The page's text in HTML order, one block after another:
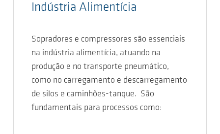
Indústria Alimentícia
Sopradores e compressores são essenciais
na indústria alimentícia, atuando na
produção e no transporte pneumático,
como no carregamento e descarregamento
de silos e caminhões-tanque. São
fundamentais para processos como: